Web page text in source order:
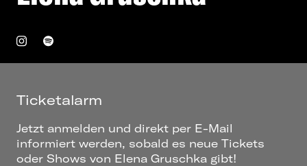
Ticketalarm
Jetzt anmelden und direkt per E-Mail
informiert werden, sobald es neue Tickets
oder Shows von Elena Gruschka gibt!